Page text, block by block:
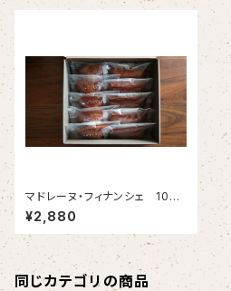
マドレーヌ・フィナンシェ 10個
入り
¥2,880
同じカテゴリの商品